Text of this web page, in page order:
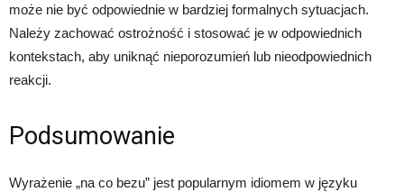
może nie być odpowiednie w bardziej formalnych sytuacjach.
Należy zachować ostrożność i stosować je w odpowiednich
kontekstach, aby uniknąć nieporozumień lub nieodpowiednich
reakcji.
Podsumowanie
Wyrażenie „na co bezu” jest popularnym idiomem w języku